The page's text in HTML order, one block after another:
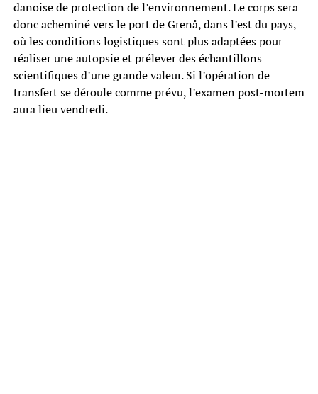
danoise de protection de l’environnement. Le corps sera
donc acheminé vers le port de Grenå, dans l’est du pays,
où les conditions logistiques sont plus adaptées pour
réaliser une autopsie et prélever des échantillons
scientifiques d’une grande valeur. Si l’opération de
transfert se déroule comme prévu, l’examen post-mortem
aura lieu vendredi.